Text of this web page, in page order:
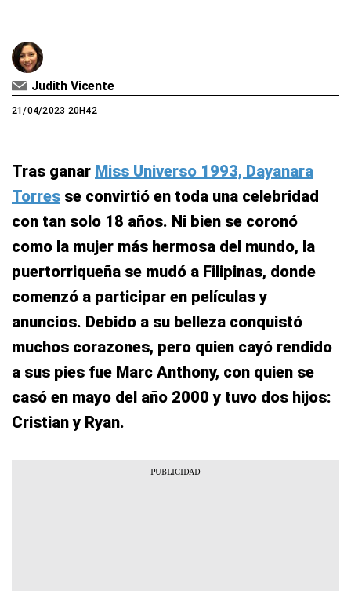
Judith Vicente
21/04/2023 20H42
Tras ganar Miss Universo 1993, Dayanara
Torres se convirtió en toda una celebridad
con tan solo 18 años. Ni bien se coronó
como la mujer más hermosa del mundo, la
puertorriqueña se mudó a Filipinas, donde
comenzó a participar en películas y
anuncios. Debido a su belleza conquistó
muchos corazones, pero quien cayó rendido
a sus pies fue Marc Anthony, con quien se
casó en mayo del año 2000 y tuvo dos hijos:
Cristian y Ryan.